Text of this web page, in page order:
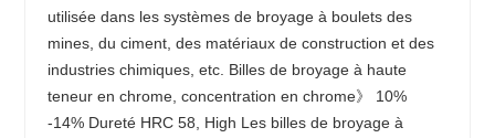
utilisée dans les systèmes de broyage à boulets des
mines, du ciment, des matériaux de construction et des
industries chimiques, etc. Billes de broyage à haute
teneur en chrome, concentration en chrome》 10%
-14% Dureté HRC 58, High Les billes de broyage à